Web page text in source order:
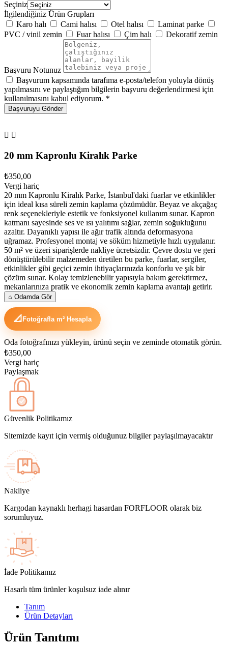
Seçiniz
İlgilendiğiniz Ürün Grupları
Karo halı
Cami halısı Otel halısı
Laminat parke
PVC / vinil zemin
Fuar halısı Çim halı Dekoratif zemin
Başvuru Notunuz
Başvurum kapsamında tarafıma e-posta/telefon yoluyla dönüş
yapılmasını ve paylaştığım bilgilerin başvuru değerlendirmesi için
kullanılmasını kabul ediyorum. *
Başvuruyu Gönder
 
20 mm Kapronlu Kiralık Parke
₺350,00
Vergi hariç
20 mm Kapronlu Kiralık Parke, İstanbul'daki fuarlar ve etkinlikler
için ideal kısa süreli zemin kaplama çözümüdür. Beyaz ve akçağaç
renk seçenekleriyle estetik ve fonksiyonel kullanım sunar. Kapron
katmanı sayesinde ses ve ısı yalıtımı sağlar, zemin soğukluğunu
azaltır. Dayanıklı yapısı ile ağır trafik altında deformasyona
uğramaz. Profesyonel montaj ve söküm hizmetiyle hızlı uygulanır.
50 m² ve üzeri siparişlerde nakliye ücretsizdir. Çevre dostu ve geri
dönüştürülebilir malzemeden üretilen bu parke, fuarlar, sergiler,
etkinlikler gibi geçici zemin ihtiyaçlarınızda konforlu ve şık bir
çözüm sunar. Kolay temizlenebilir yapısıyla bakım gerektirmez,
mekanlarınıza pratik ve ekonomik zemin kaplama avantajı getirir.
⌂ Odamda Gör
📐 Fotoğrafla m² Hesapla
Oda fotoğrafınızı yükleyin, ürünü seçin ve zeminde otomatik görün.
₺350,00
Vergi hariç
Paylaşmak
Güvenlik Politikamız
Sitemizde kayıt için vermiş olduğunuz bilgiler paylaşılmayacaktır
Nakliye
Kargodan kaynaklı herhagi hasardan FORFLOOR olarak biz
sorumluyuz.
İade Politikamız
Hasarlı tüm ürünler koşulsuz iade alınır
Tanım
Ürün Detayları
Ürün Tanıtımı